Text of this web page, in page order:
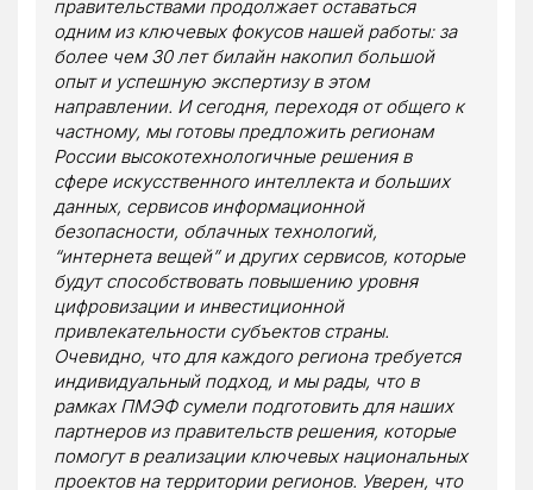
правительствами продолжает оставаться
одним из ключевых фокусов нашей работы: за
более чем 30 лет билайн накопил большой
опыт и успешную экспертизу в этом
направлении. И сегодня, переходя от общего к
частному, мы готовы предложить регионам
России высокотехнологичные решения в
сфере искусственного интеллекта и больших
данных, сервисов информационной
безопасности, облачных технологий,
“интернета вещей” и других сервисов, которые
будут способствовать повышению уровня
цифровизации и инвестиционной
привлекательности субъектов страны.
Очевидно, что для каждого региона требуется
индивидуальный подход, и мы рады, что в
рамках ПМЭФ сумели подготовить для наших
партнеров из правительств решения, которые
помогут в реализации ключевых национальных
проектов на территории регионов. Уверен, что